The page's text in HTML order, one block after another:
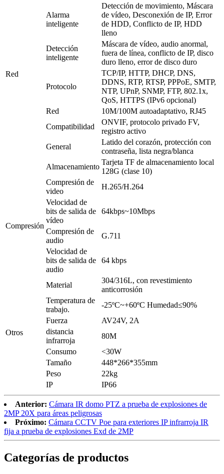
Red
Alarma
inteligente
Detección de movimiento, Máscara
de vídeo, Desconexión de IP, Error
de HDD, Conflicto de IP, HDD
lleno
Detección
inteligente
Máscara de vídeo, audio anormal,
fuera de línea, conflicto de IP, disco
duro lleno, error de disco duro
Protocolo
TCP/IP, HTTP, DHCP, DNS,
DDNS, RTP, RTSP, PPPoE, SMTP,
NTP, UPnP, SNMP, FTP, 802.1x,
QoS, HTTPS (IPv6 opcional)
Red
10M/100M autoadaptativo, RJ45
Compatibilidad
ONVIF, protocolo privado FV,
registro activo
General
Latido del corazón, protección con
contraseña, lista negra/blanca
Almacenamiento
Tarjeta TF de almacenamiento local
128G (clase 10)
Compresión
Compresión de
video
H.265/H.264
Velocidad de
bits de salida de
vídeo
64kbps~10Mbps
Compresión de
audio
G.711
Velocidad de
bits de salida de
audio
64 kbps
Otros
Material
304/316L, con revestimiento
anticorrosión
Temperatura de
trabajo.
-25ºC~+60ºC Humedad≤90%
Fuerza
AV24V, 2A
distancia
infrarroja
80M
Consumo
<30W
Tamaño
448*266*355mm
Peso
22kg
IP
IP66
Anterior: Cámara IR domo PTZ a prueba de explosiones de
2MP 20X para áreas peligrosas
Próximo: Cámara CCTV Poe para exteriores IP infrarroja IR
fija a prueba de explosiones Exd de 2MP
Categorías de productos